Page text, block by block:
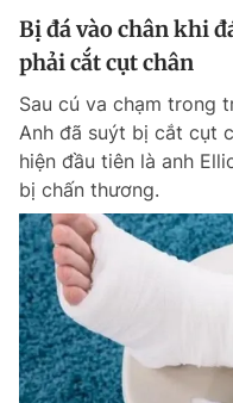
Bị đá vào chân khi
phải cắt cụt chân
Sau cú va chạm trong
Anh đã suýt bị cắt cụt
hiện đầu tiên là anh
bị chấn thương.